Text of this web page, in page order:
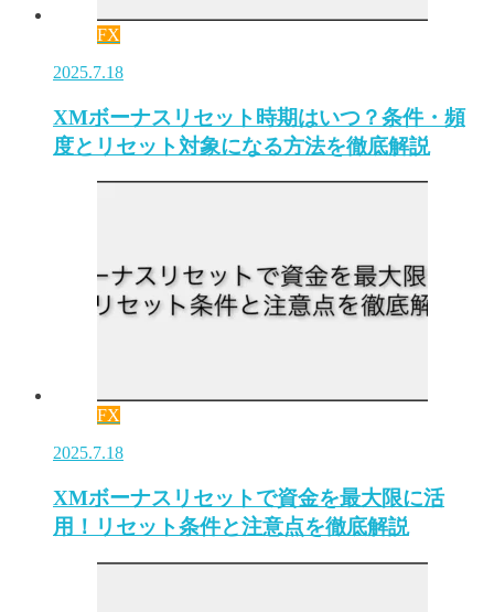
FX
2025.7.18
XMボーナスリセット時期はいつ？条件・頻
度とリセット対象になる方法を徹底解説
FX
2025.7.18
XMボーナスリセットで資金を最大限に活
用！リセット条件と注意点を徹底解説